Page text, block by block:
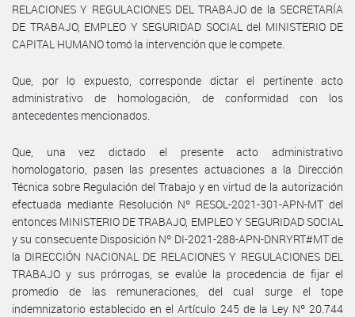
RELACIONES Y REGULACIONES DEL TRABAJO de la SECRETARÍA
DE TRABAJO, EMPLEO Y SEGURIDAD SOCIAL del MINISTERIO DE
CAPITAL HUMANO tomó la intervención que le compete.
Que, por lo expuesto, corresponde dictar el pertinente acto
administrativo de homologación, de conformidad con los
antecedentes mencionados.
Que, una vez dictado el presente acto administrativo
homologatorio, pasen las presentes actuaciones a la Dirección
Técnica sobre Regulación del Trabajo y en virtud de la autorización
efectuada mediante Resolución Nº RESOL-2021-301-APN-MT del
entonces MINISTERIO DE TRABAJO, EMPLEO Y SEGURIDAD SOCIAL
y su consecuente Disposición Nº DI-2021-288-APN-DNRYRT#MT de
la DIRECCIÓN NACIONAL DE RELACIONES Y REGULACIONES DEL
TRABAJO y sus prórrogas, se evalúe la procedencia de fijar el
promedio de las remuneraciones, del cual surge el tope
indemnizatorio establecido en el Artículo 245 de la Ley Nº 20.744